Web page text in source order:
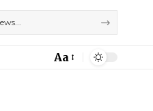
Font
Aa